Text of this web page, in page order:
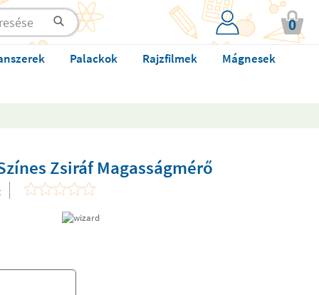
0
Palackok Rajzfilmek Mágnesek
Zsiráf Magasságmérő